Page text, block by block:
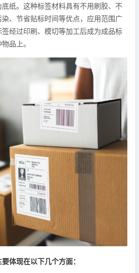
纸。这种标签材料具有不用刷胶、不
、节省贴标时间等优点，应用范围广
经过印刷、模切等加工后成为成品标
品上。
现在以下几个方面：